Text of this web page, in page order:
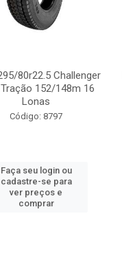
80r22.5 Challenger
152/148m 16
Lonas
Código: 8797
Faça seu login ou
cadastre-se para
ver preços e
comprar